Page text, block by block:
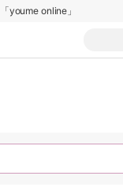
youme online」